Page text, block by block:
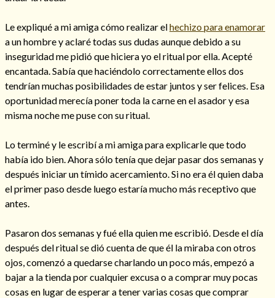
Consulta de tarot online
Le expliqué a mi amiga cómo realizar elhechizo para enamorar
a un hombre y aclaré todas sus dudas aunque debido a su
inseguridad me pidió que hiciera yo el ritual por ella. Acepté
encantada. Sabía que haciéndolo correctamente ellos dos
tendrían muchas posibilidades de estar juntos y ser felices. Esa
oportunidad merecía poner toda la carne en el asador y esa
misma noche me puse con su ritual.
Lo terminé y le escribí a mi amiga para explicarle que todo
había ido bien. Ahora sólo tenía que dejar pasar dos semanas y
después iniciar un tímido acercamiento. Si no era él quien daba
el primer paso desde luego estaría mucho más receptivo que
antes.
Pasaron dos semanas y fué ella quien me escribió. Desde el día
después del ritual se dió cuenta de que él la miraba con otros
ojos, comenzó a quedarse charlando un poco más, empezó a
bajar a la tienda por cualquier excusa o a comprar muy pocas
cosas en lugar de esperar a tener varias cosas que comprar